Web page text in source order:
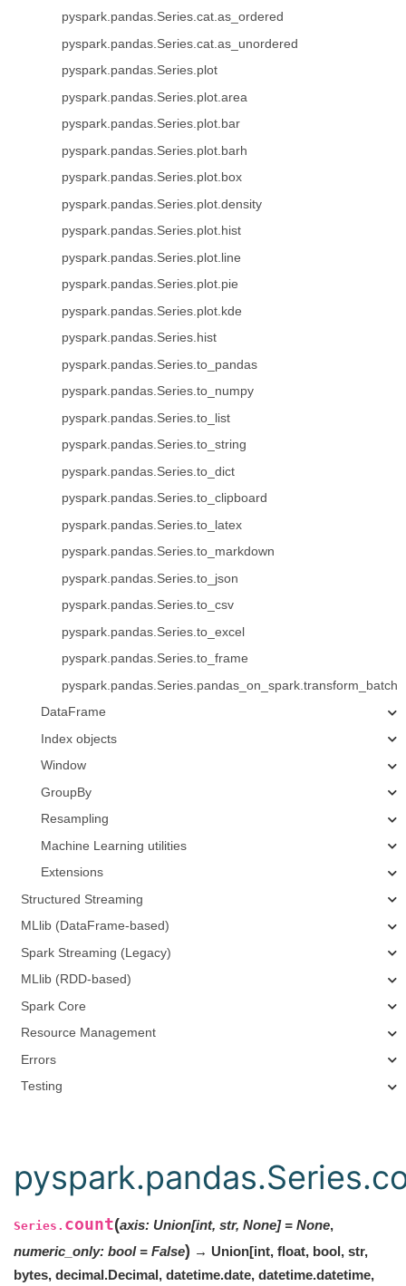
pyspark.pandas.Series.cat.as_ordered
pyspark.pandas.Series.cat.as_unordered
pyspark.pandas.Series.plot
pyspark.pandas.Series.plot.area
pyspark.pandas.Series.plot.bar
pyspark.pandas.Series.plot.barh
pyspark.pandas.Series.plot.box
pyspark.pandas.Series.plot.density
pyspark.pandas.Series.plot.hist
pyspark.pandas.Series.plot.line
pyspark.pandas.Series.plot.pie
pyspark.pandas.Series.plot.kde
pyspark.pandas.Series.hist
pyspark.pandas.Series.to_pandas
pyspark.pandas.Series.to_numpy
pyspark.pandas.Series.to_list
pyspark.pandas.Series.to_string
pyspark.pandas.Series.to_dict
pyspark.pandas.Series.to_clipboard
pyspark.pandas.Series.to_latex
pyspark.pandas.Series.to_markdown
pyspark.pandas.Series.to_json
pyspark.pandas.Series.to_csv
pyspark.pandas.Series.to_excel
pyspark.pandas.Series.to_frame
pyspark.pandas.Series.pandas_on_spark.transform_batch
DataFrame
Index objects
Window
GroupBy
Resampling
Machine Learning utilities
Extensions
Structured Streaming
MLlib (DataFrame-based)
Spark Streaming (Legacy)
MLlib (RDD-based)
Spark Core
Resource Management
Errors
Testing
Series. count(axis: Union[int, str, None] = None,
numeric_only: bool = False) → Union[int, float, bool, str,
bytes, decimal.Decimal, datetime.date, datetime.datetime,